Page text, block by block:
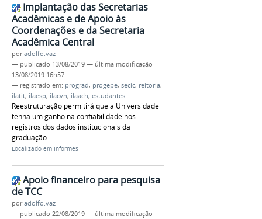
Implantação das Secretarias
Acadêmicas e de Apoio às
Coordenações e da Secretaria
Acadêmica Central
poradolfo.vaz
— publicado 13/08/2019 — última modificação
13/08/2019 16h57
— registrado em: prograd, progepe, secic, reitoria,
ilatit, ilaesp, ilacvn, ilaach, estudantes
Reestruturação permitirá que a Universidade
tenha um ganho na confiabilidade nos
registros dos dados institucionais da
graduação
Localizado em Informes
Apoio financeiro para pesquisa
de TCC
poradolfo.vaz
— publicado 22/08/2019 — última modificação